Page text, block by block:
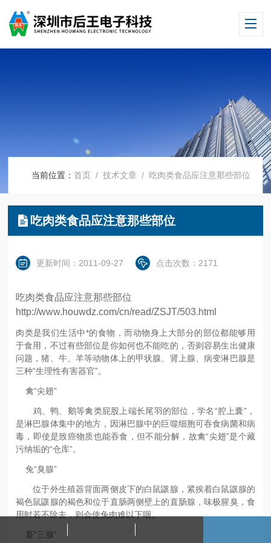
当前位置：首页 /技术文章 / 吃肉类食品应注意那些部位
吃肉类食品应注意那些部位
更新时间：2011-09-27 点击次数：2171
吃肉类食品应注意那些部位
http://www.houwdz.com/cn/read/ZSJT/503.html
肉类是我们生活中*的食物，而动物身上大部分的部位都能够用
于食用，不过有些部位是你如何也不能吃的，否则容易生出健康
问题，猪、牛、羊等动物体上的甲状腺、肾上腺、病变淋巴腺是
三种“生理性有害器官”。
禽“尖翅”
鸡、鸭、鹅等禽类屁股上端长尾羽的部位，学名“腔上囊”，
是淋巴腺体集中的地方，因淋巴腺中的巨噬细胞可吞食病菌和病
毒，即使是致癌物质也能吞食，但不能分解，故禽“尖翅”是个藏
污纳垢的“仓库”。
兔“臭腺”
位于外生殖器背面两侧皮下的白鼠鼷腺，紧挨着白鼠鼷腺的
褐色鼠鼷腺的褐色和位于直肠两侧壁上的直肠腺，味极腥臭，食
用时若不除去，则会使兔肉难以下咽。
畜“三腺”